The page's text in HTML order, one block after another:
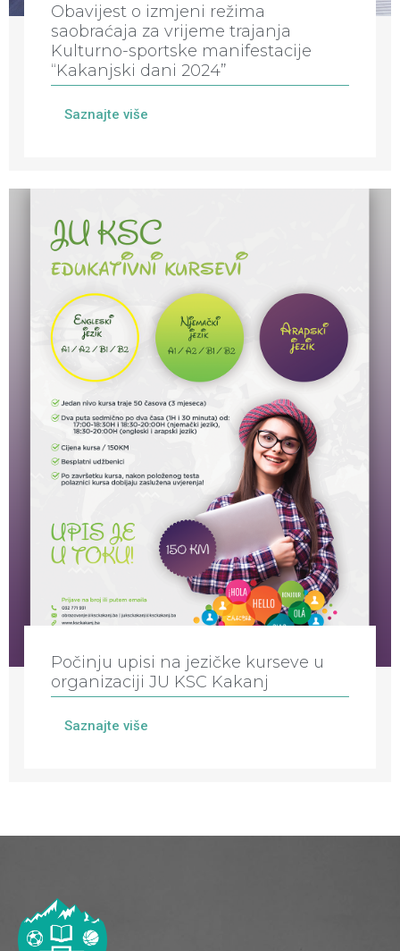
Obavijest o izmjeni režima
saobraćaja za vrijeme trajanja
Kulturno-sportske manifestacije
“Kakanjski dani 2024”
Saznajte više
Počinju upisi na jezičke kurseve u
organizaciji JU KSC Kakanj
Saznajte više